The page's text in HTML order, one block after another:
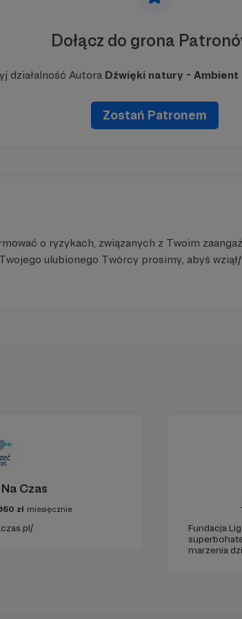
materiałów audiowizualnych
i zanurz się w magicznej krainie
wsparcie, które pozwoli nam kontynuować
zobaczyć treść musisz zmienić ustawienia
Dołącz do grona
działalność Autora Dźwięki natury - Ambient
Zostań Patronem
o ryzykach, związanych z Twoim
ulubionego Twórcy prosimy, abyś
Czas
zł miesięcznie
Fundacja
marzenia